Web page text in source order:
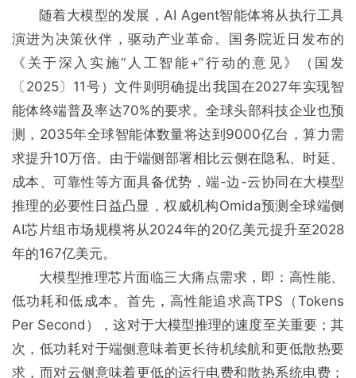
随着大模型的发展，AI Agent智能体将从执行工具
演进为决策伙伴，驱动产业革命。国务院近日发布的
《关于深入实施“人工智能+”行动的意见》（国发
〔2025〕11号）文件则明确提出我国在2027年实现智
能体终端普及率达70%的要求。全球头部科技企业也预
测，2035年全球智能体数量将达到9000亿台，算力需
求提升10万倍。由于端侧部署相比云侧在隐私、时延、
成本、可靠性等方面具备优势，端-边-云协同在大模型
推理的必要性日益凸显，权威机构Omida预测全球端侧
AI芯片组市场规模将从2024年的20亿美元提升至2028
年的167亿美元。
大模型推理芯片面临三大痛点需求，即：高性能、
低功耗和低成本。首先，高性能追求高TPS（Tokens
Per Second），这对于大模型推理的速度至关重要；其
次，低功耗对于端侧意味着更长待机续航和更低散热要
求，而对云侧意味着更低的运行电费和散热系统电费；